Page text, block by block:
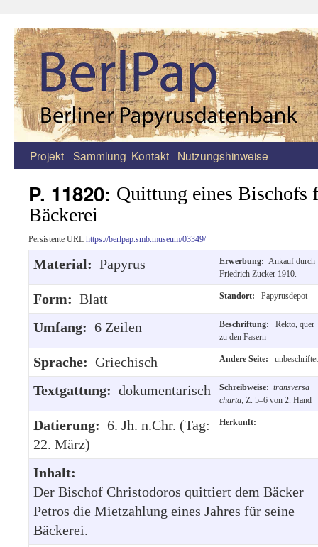
Zum
springen
Projekt Sammlung Kontakt Nutzungshinweise
P. 11820: Quittung eines Bischofs
Bäckerei
Persistente URL https://berlpap.smb.museum/03349/
Material: Papyrus Erwerbung: Ankauf durch
Friedrich Zucker 1910.
Form: Blatt Standort: Papyrusdepot
Umfang: 6 Zeilen Beschriftung:
Rekto, quer
zu den Fasern
Sprache: Griechisch Andere Seite: unbeschriftet
Textgattung: dokumentarisch Schreibweise: transversa
charta; Z. 5–6 von 2. Hand
Datierung: 6. Jh. n.Chr. (Tag:
22. März)
Herkunft:
Inhalt:
Der Bischof Christodoros quittiert dem Bäcker
Petros die Mietzahlung eines Jahres für seine
Bäckerei.